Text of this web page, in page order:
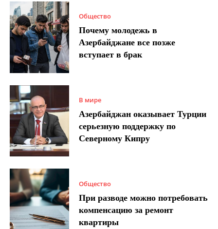
Общество
Почему молодежь в
Азербайджане все позже
вступает в брак
В мире
Азербайджан оказывает Турции
серьезную поддержку по
Северному Кипру
Общество
При разводе можно потребовать
компенсацию за ремонт
квартиры